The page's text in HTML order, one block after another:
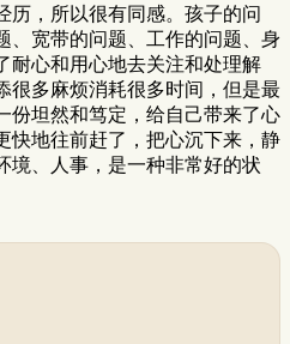
历，所以很有同感。孩子的问
、宽带的问题、工作的问题、身
耐心和用心地去关注和处理解
很多麻烦消耗很多时间，但是最
份坦然和笃定，给自己带来了心
快地往前赶了，把心沉下来，静
境、人事，是一种非常好的状